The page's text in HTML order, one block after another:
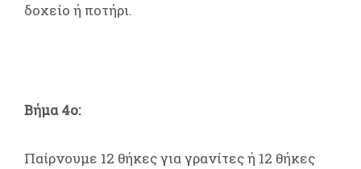
δοχείο ή ποτήρι.
Βήμα 4ο:
Παίρνουμε 12 θήκες για γρανίτες ή 12 θήκες